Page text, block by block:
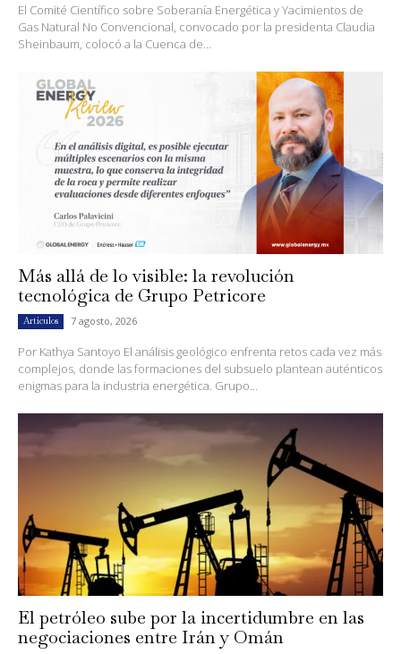
El Comité Científico sobre Soberanía Energética y Yacimientos de
Gas Natural No Convencional, convocado por la presidenta Claudia
Sheinbaum, colocó a la Cuenca de...
Más allá de lo visible: la revolución
tecnológica de Grupo Petricore
Artículos 7 agosto, 2026
Por Kathya Santoyo El análisis geológico enfrenta retos cada vez más
complejos, donde las formaciones del subsuelo plantean auténticos
enigmas para la industria energética. Grupo...
El petróleo sube por la incertidumbre en las
negociaciones entre Irán y Omán